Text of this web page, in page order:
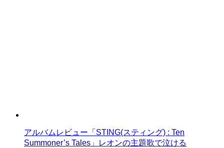
アルバムレビュー「STING(スティング) : Ten
Summoner’s Tales」レオンの主題歌で泣ける